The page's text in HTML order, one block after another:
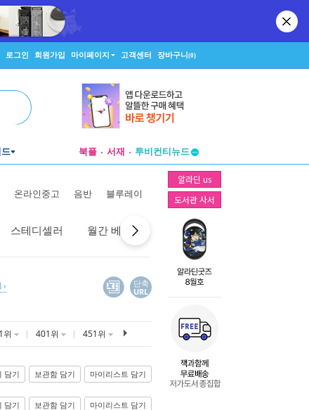
로그인 회원가입 마이페이지 고객센터 장바구니(0)
북플 서재
투비컨티뉴드
창작플랫폼
투비컨티뉴드
알라딘 us
도서관 사서
온라인중고 음반 블루레이
스테디셀러 월간 베스트 역대 베스트
단축
URL
위 401위 451위
담기 보관함 담기 마이리스트 담기
담기 보관함 담기 마이리스트 담기